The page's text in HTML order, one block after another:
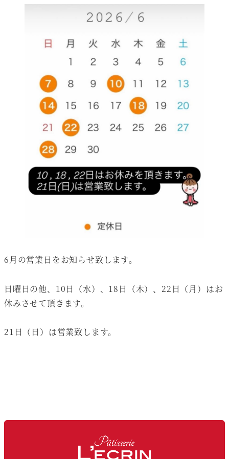
6月の営業日をお知らせ致します。
日曜日の他、10日（水）、18日（木）、22日（月）はお
休みさせて頂きます。
21日（日）は営業致します。